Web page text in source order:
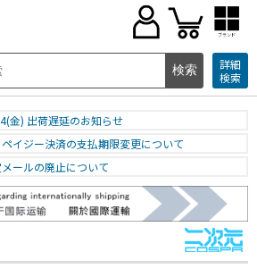
ブランド
詳細
検索
金) 出荷遅延のお知らせ
イジー決済の支払期限変更について
ールの廃止について